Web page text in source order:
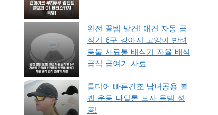
완전 꿀템 발견! 애견 자동 급
식기 6구 강아지 고양이 반려
동물 사료통 배식기 자율 배식
급식 급여기 사료
톰디어 빠른건조 남녀공용 볼
캡 운동 나일론 모자 득템 성
공!